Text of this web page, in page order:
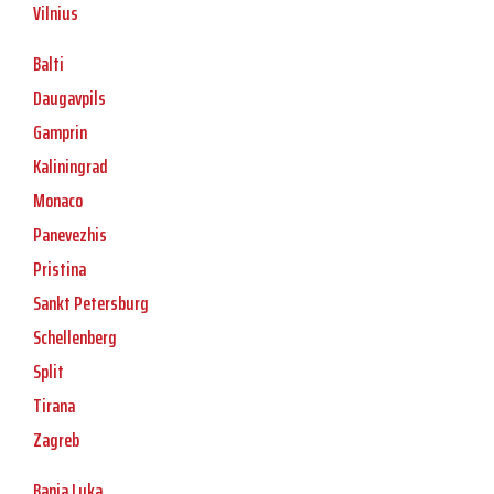
Vilnius
Balti
Daugavpils
Gamprin
Kaliningrad
Monaco
Panevezhis
Pristina
Sankt Petersburg
Schellenberg
Split
Tirana
Zagreb